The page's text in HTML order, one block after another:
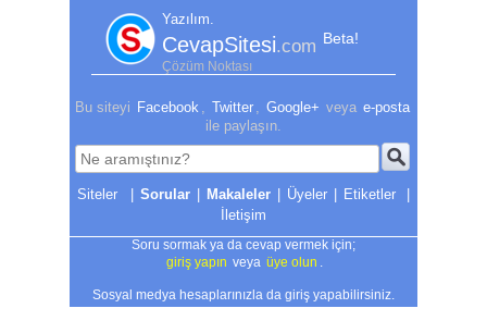
Yazılım.
CevapSitesi.com Beta!
Çözüm Noktası
Bu siteyi Facebook Twitter Google+ veya e-posta
ile paylaşın.
| Sorular | Makaleler | Üyeler | Etiketler
|
İletişim
Soru sormak ya da cevap vermek için;
giriş yapın veya üye olun
Sosyal medya hesaplarınızla da giriş yapabilirsiniz.